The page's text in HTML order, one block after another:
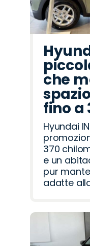
che
fino a
Hyundai
370
e un
pur
adatte